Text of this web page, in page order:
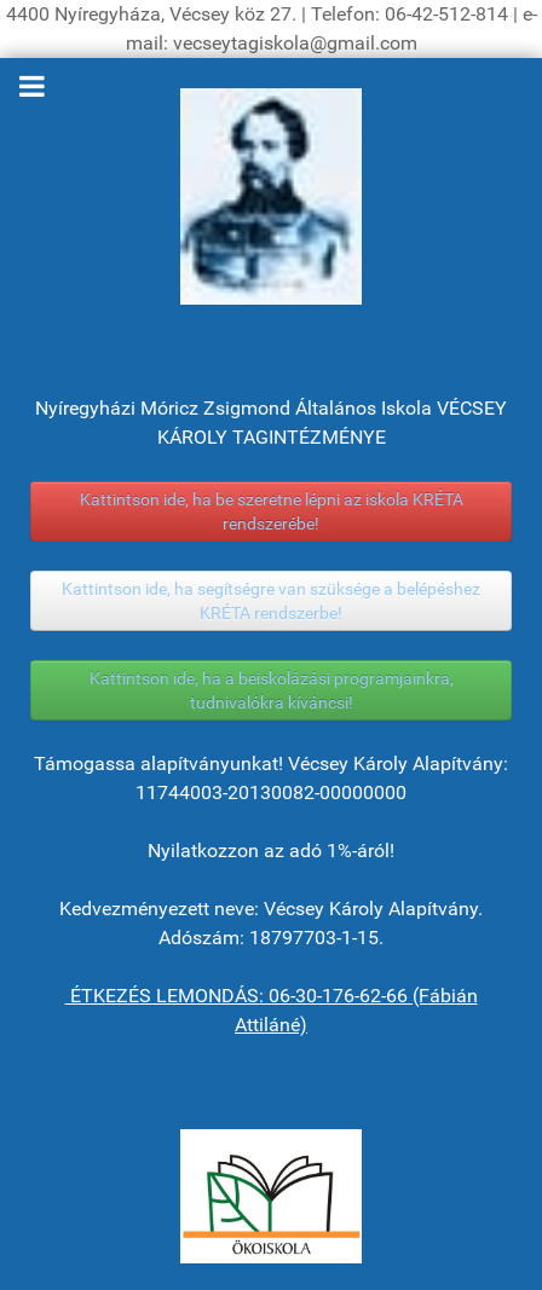
4400 Nyíregyháza, Vécsey köz 27. | Telefon: 06-42-512-814 | e-
mail: vecseytagiskola@gmail.com
Nyíregyházi Móricz Zsigmond Általános Iskola VÉCSEY
KÁROLY TAGINTÉZMÉNYE
Kattintson ide, ha be szeretne lépni az iskola KRÉTA
rendszerébe!
Kattintson ide, ha segítségre van szüksége a belépéshez
KRÉTA rendszerbe!
Kattintson ide, ha a beiskolázási programjainkra,
tudnivalókra kíváncsi!
Támogassa alapítványunkat! Vécsey Károly Alapítvány:
11744003-20130082-00000000
Nyilatkozzon az adó 1%-áról!
Kedvezményezett neve: Vécsey Károly Alapítvány.
Adószám: 18797703-1-15.
ÉTKEZÉS LEMONDÁS: 06-30-176-62-66 (Fábián
Attiláné)